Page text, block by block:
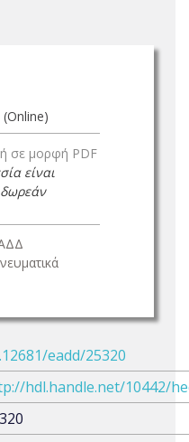
(Online)
σε μορφή PDF
είναι
eadd/25320
hdl.handle.net/10442/